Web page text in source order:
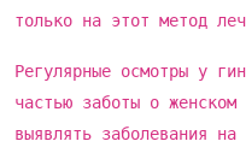
только на этот метод
Регулярные осмотры у
частью заботы о
выявлять заболевания